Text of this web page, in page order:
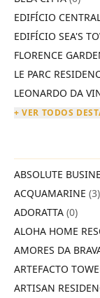
EDIFÍCIO
EDIFÍCIO SEA'S
FLORENCE
LE PARC
LEONARDO DA
+ VER TODOS
ABSOLUTE
ACQUAMARINE (3)
ADORATTA (0)
ALOHA HOME
AMORES DA
ARTEFACTO
ARTISAN